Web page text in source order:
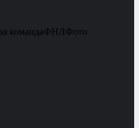
командаФНЛФото